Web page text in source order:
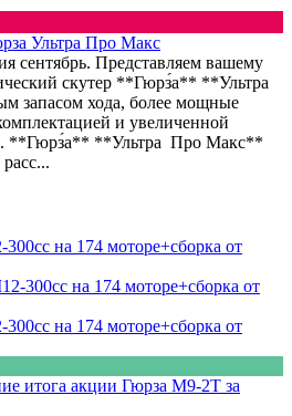
Ультра Про Макс
сентябрь. Представляем вашему
скутер **Гюрз́а** **Ультра
запасом хода, более мощные
и увеличенной
**Гюрз́а** **Ультра Про Макс**
на 174 моторе+сборка от
на 174 моторе+сборка от
итога акции Гюрза М9-2Т за